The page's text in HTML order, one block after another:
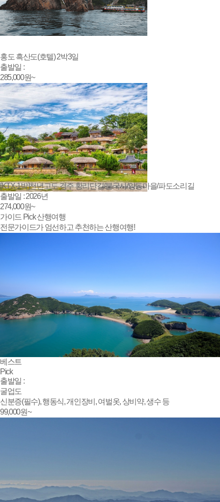
홍도 흑산도(호텔) 2박3일
출발일 :
285,000원~
[KTX-1박]천년고도 경주 황리단길/불국사/양동마을/파도소리길
출발일 : 2026년
274,000원~
가이드 Pick 산행여행
전문가이드가 엄선하고 추천하는 산행여행!
베스트
Pick
출발일 :
굴업도
신분증(필수), 행동식, 개인장비, 여벌옷, 상비약, 생수 등
99,000원~